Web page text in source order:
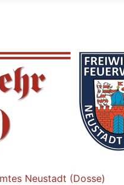
Neustadt (Dosse)